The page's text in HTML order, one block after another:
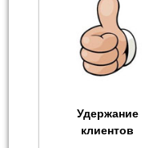
Удержание
клиентов